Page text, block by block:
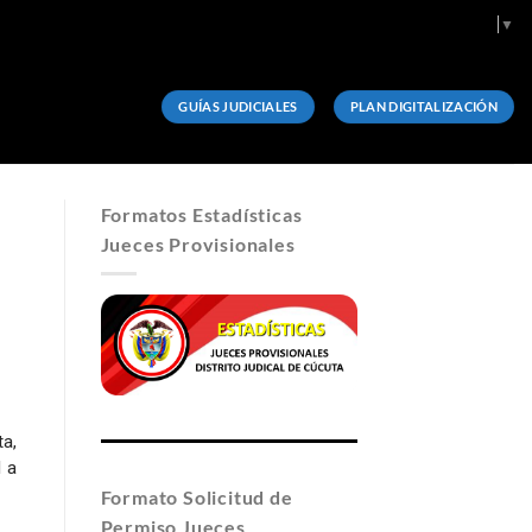
▼
GUÍAS JUDICIALES PLAN DIGITALIZACIÓN
a
Formatos Estadísticas
Jueces Provisionales
Formato Solicitud de
Permiso Jueces